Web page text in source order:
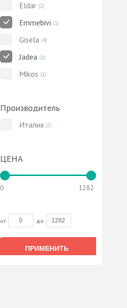
Eldar (2)
Emmebivi (1)
Gisela (4)
Jadea (1)
Mikos (1)
Производитель
Италия (2)
ЦЕНА
0 1282
от до
ПРИМЕНИТЬ